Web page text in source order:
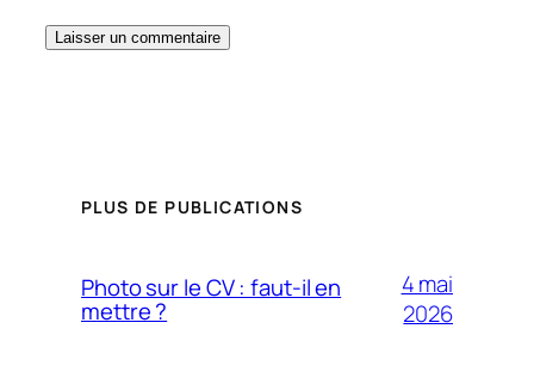
PLUS DE PUBLICATIONS
Photo sur le CV : faut-il en
mettre ?
4 mai
2026